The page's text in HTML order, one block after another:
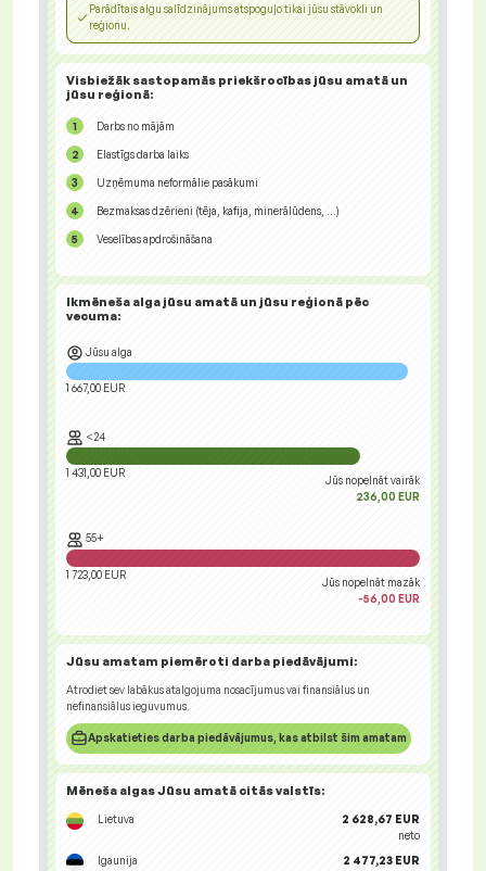
Parādītais algu salīdzinājums atspoguļo tikai jūsu stāvokli un
reģionu.
Visbiežāk sastopamās priekšrocības jūsu amatā un
jūsu reģionā:
Darbs no mājām
Elastīgs darba laiks
Uzņēmuma neformālie pasākumi
Bezmaksas dzērieni (tēja, kafija, minerālūdens, ...)
Veselības apdrošināšana
Ikmēneša alga jūsu amatā un jūsu reģionā pēc
vecuma:
Jūsu alga
1 667,00 EUR
<24
1 431,00 EUR
Jūs nopelnāt vairāk
236,00 EUR
55+
1 723,00 EUR
Jūs nopelnāt mazāk
-56,00 EUR
Jūsu amatam piemēroti darba piedāvājumi:
Atrodiet sev labākus atalgojuma nosacījumus vai finansiālus un
nefinansiālus ieguvumus.
Apskatieties darba piedāvājumus, kas atbilst šim amatam
Mēneša algas Jūsu amatā citās valstīs:
Lietuva
2 628,67 EUR
neto
Igaunija
2 477,23 EUR